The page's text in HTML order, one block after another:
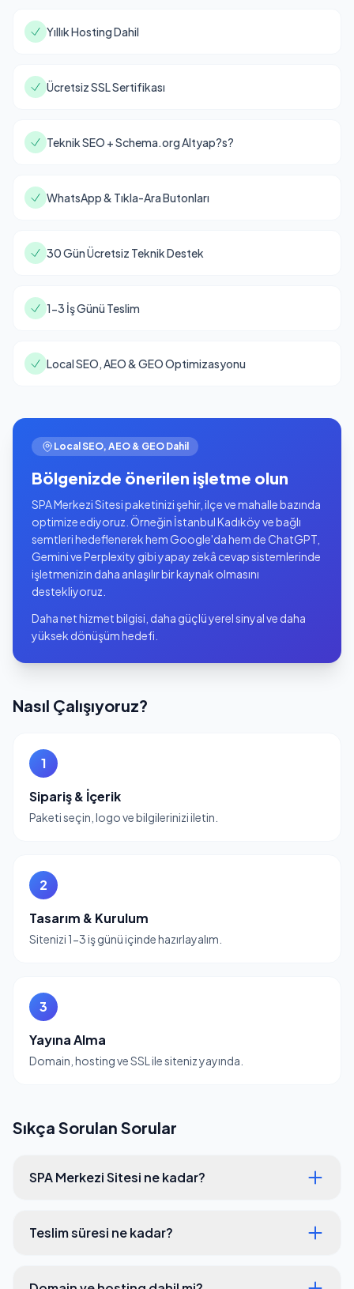
Yıllık Hosting Dahil
Ücretsiz SSL Sertifikası
Teknik SEO + Schema.org Altyap?s?
WhatsApp & Tıkla-Ara Butonları
30 Gün Ücretsiz Teknik Destek
1-3 İş Günü Teslim
Local SEO, AEO & GEO Optimizasyonu
Local SEO, AEO & GEO Dahil
Bölgenizde önerilen işletme olun
SPA Merkezi Sitesi paketinizi şehir, ilçe ve mahalle bazında
optimize ediyoruz. Örneğin İstanbul Kadıköy ve bağlı
semtleri hedeflenerek hem Google'da hem de ChatGPT,
Gemini ve Perplexity gibi yapay zekâ cevap sistemlerinde
işletmenizin daha anlaşılır bir kaynak olmasını
destekliyoruz.
Daha net hizmet bilgisi, daha güçlü yerel sinyal ve daha
yüksek dönüşüm hedefi.
Nasıl Çalışıyoruz?
1
Sipariş & İçerik
Paketi seçin, logo ve bilgilerinizi iletin.
2
Tasarım & Kurulum
Sitenizi 1-3 iş günü içinde hazırlayalım.
3
Yayına Alma
Domain, hosting ve SSL ile siteniz yayında.
Sıkça Sorulan Sorular
SPA Merkezi Sitesi ne kadar?
Teslim süresi ne kadar?